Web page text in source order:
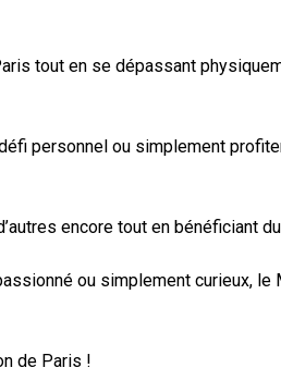
tout en se dépassant
personnel ou simplement
encore tout en bénéficiant
ou simplement curieux,
de Paris !